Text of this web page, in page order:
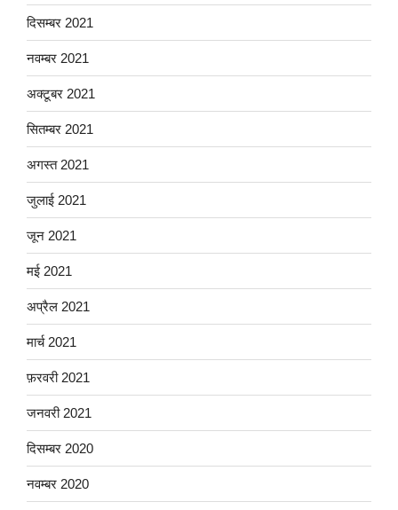
दिसम्बर 2021
नवम्बर 2021
अक्टूबर 2021
सितम्बर 2021
अगस्त 2021
जुलाई 2021
जून 2021
मई 2021
अप्रैल 2021
मार्च 2021
फ़रवरी 2021
जनवरी 2021
दिसम्बर 2020
नवम्बर 2020